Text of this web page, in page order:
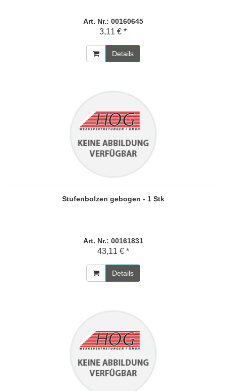
Art. Nr.: 00160645
3,11 € *
Details
Stufenbolzen gebogen - 1 Stk
Art. Nr.: 00161831
43,11 € *
Details